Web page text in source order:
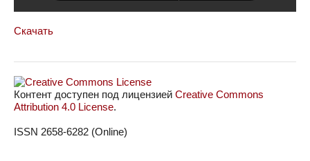
Скачать
Контент доступен под лицензией Creative Commons
Attribution 4.0 License.
ISSN 2658-6282 (Online)